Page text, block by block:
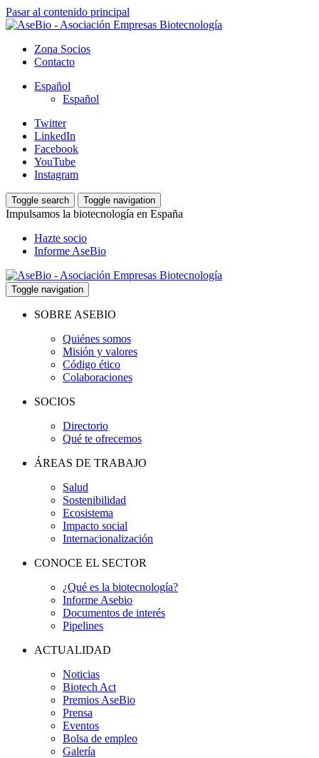
Pasar al contenido principal
Zona Socios
Contacto
Español
Español
Twitter
LinkedIn
Facebook
YouTube
Instagram
Toggle search Toggle navigation
Impulsamos la biotecnología en España
Hazte socio
Informe AseBio
Toggle navigation
SOBRE ASEBIO
Quiénes somos
Misión y valores
Código ético
Colaboraciones
SOCIOS
Directorio
Qué te ofrecemos
ÁREAS DE TRABAJO
Salud
Sostenibilidad
Ecosistema
Impacto social
Internacionalización
CONOCE EL SECTOR
¿Qué es la biotecnología?
Informe Asebio
Documentos de interés
Pipelines
ACTUALIDAD
Noticias
Biotech Act
Premios AseBio
Prensa
Eventos
Bolsa de empleo
Galería